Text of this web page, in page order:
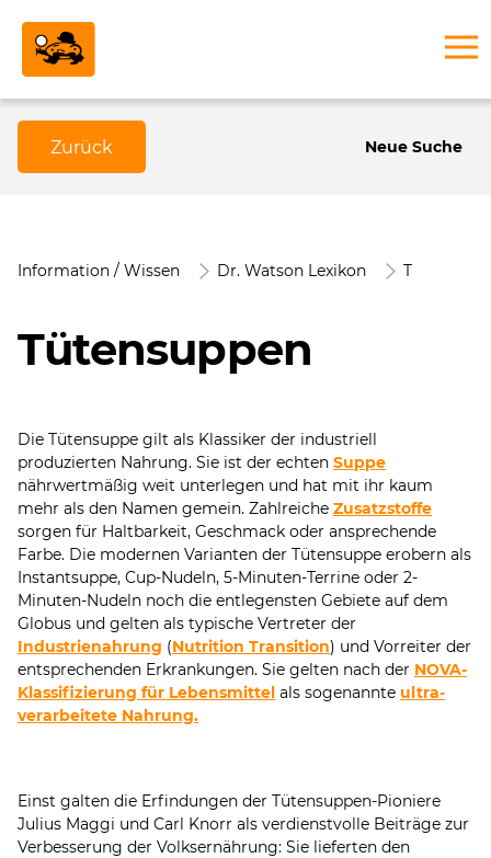
Zurück Neue Suche
Information / Wissen Dr. Watson Lexikon T
Tütensuppen
Die Tütensuppe gilt als Klassiker der industriell
produzierten Nahrung. Sie ist der echten Suppe
nährwertmäßig weit unterlegen und hat mit ihr kaum
mehr als den Namen gemein. Zahlreiche Zusatzstoffe
sorgen für Haltbarkeit, Geschmack oder ansprechende
Farbe. Die modernen Varianten der Tütensuppe erobern als
Instantsuppe, Cup-Nudeln, 5-Minuten-Terrine oder 2-
Minuten-Nudeln noch die entlegensten Gebiete auf dem
Globus und gelten als typische Vertreter der
Industrienahrung (Nutrition Transition) und Vorreiter der
entsprechenden Erkrankungen. Sie gelten nach der NOVA-
Klassifizierung für Lebensmittel als sogenannte ultra-
verarbeitete Nahrung.
Einst galten die Erfindungen der Tütensuppen-Pioniere
Julius Maggi und Carl Knorr als verdienstvolle Beiträge zur
Verbesserung der Volksernährung: Sie lieferten den